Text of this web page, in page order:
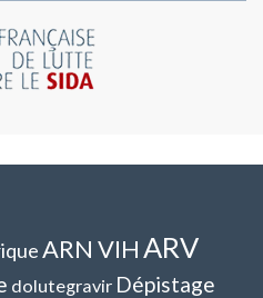
ARN VIHARV
dolutegravir Dépistage